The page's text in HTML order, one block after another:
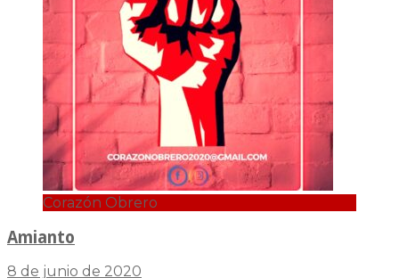
Corazón Obrero
Amianto
8 de junio de 2020